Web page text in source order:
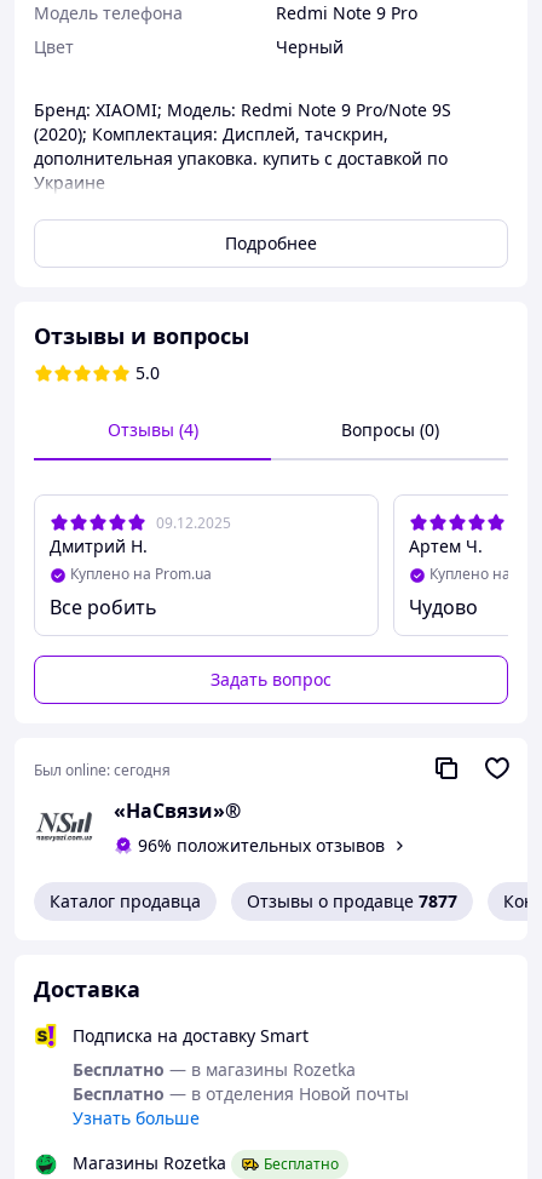
Модель телефона
Redmi Note 9 Pro
Цвет
Черный
Бренд: XIAOMI; Модель: Redmi Note 9 Pro/Note 9S
(2020); Комплектация: Дисплей, тачскрин,
дополнительная упаковка. купить с доставкой по
Украине
Подробнее
Отзывы и вопросы
5.0
Отзывы (4) Вопросы (0)
09.12.2025
Дмитрий Н.
Куплено на Prom.ua
Все робить
Артем Ч.
Куплено на
Чудово
Задать вопрос
Был online:сегодня
«НаСвязи»®
96% положительных отзывов
Каталог продавца Отзывы о продавце 7877
Доставка
Подписка на доставку Smart
Бесплатно — в магазины Rozetka
Бесплатно — в отделения Новой почты
Узнать больше
Магазины Rozetka
Бесплатно